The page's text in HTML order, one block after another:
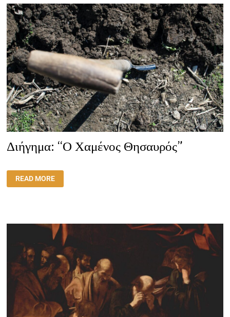
Διήγημα: “Ο Χαμένος Θησαυρός”
ΔΙΉΓΗΜΑ:
“Ο
ΧΑΜΈΝΟΣ
READ MORE